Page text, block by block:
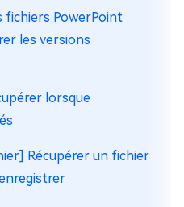
fichiers PowerPoint
les versions
lorsque
Récupérer un fichier